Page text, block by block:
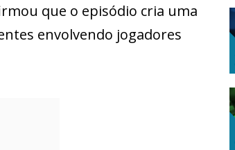
que o episódio cria uma
envolvendo jogadores